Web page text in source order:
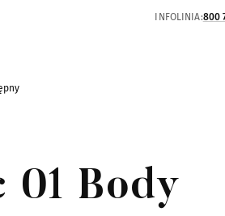
INFOLINIA:800
01 Body